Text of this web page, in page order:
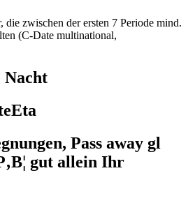
die zwischen der ersten 7 Periode mind.
(C-Date multinational,
Nacht
Pass away gl
gut allein Ihr